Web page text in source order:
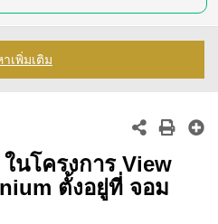
เพิ่มเติม
นโครงการ View
ตั้งอยู่ที่ จอม